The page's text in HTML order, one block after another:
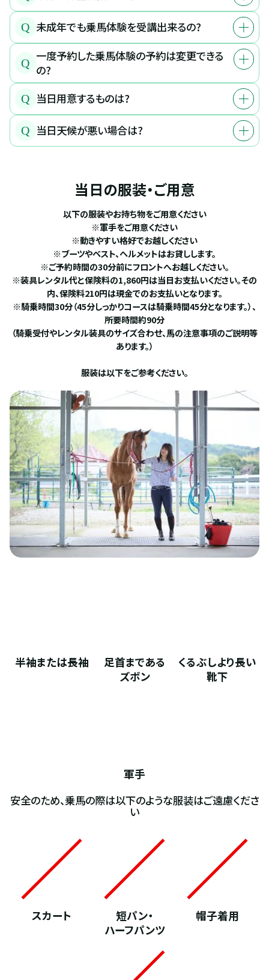
Q 未成年でも乗馬体験を受講出来るの?
Q 一度予約した乗馬体験の予約は変更できる
の?
Q 当日用意するものは?
Q 当日天候が悪い場合は?
当日の服装・ご用意
以下の服装やお持ち物をご用意ください
※軍手をご用意ください
※動きやすい格好でお越しください
※ブーツやベスト、ヘルメットはお貸しします。
※ご予約時間の30分前にフロントへお越しください。
※装具レンタル代と保険料の1,860円は当日お支払いください。その
内、保険料210円は現金でのお支払いとなります。
※騎乗時間30分（45分しっかりコースは騎乗時間45分となります。）、
所要時間約90分
（騎乗受付やレンタル装具のサイズ合わせ、馬の注意事項のご説明等
あります。）
服装は以下をご参考ください。
半袖または長袖
足首まである
ズボン
くるぶしより長い
靴下
軍手
安全のため、乗馬の際は以下のような服装はご遠慮くださ
い
スカート
短パン・
ハーフパンツ
帽子着用